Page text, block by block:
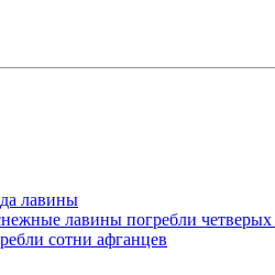
лавины
лавины погребли четверых
сотни афганцев